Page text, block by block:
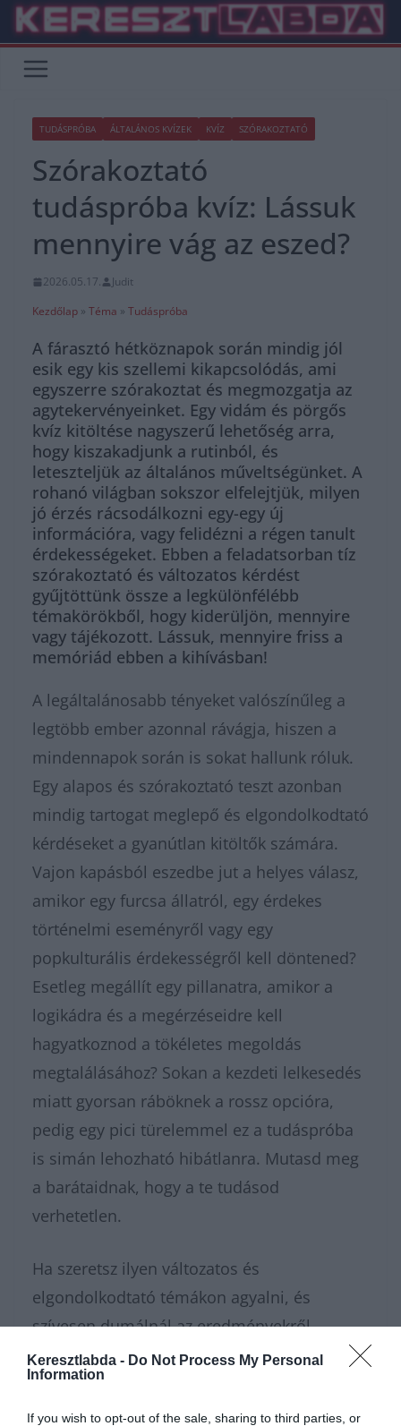
Keresztlabda - Do Not Process My Personal
Information
If you wish to opt-out of the sale, sharing to third parties, or
Skip
content
TUDÁSPRÓBA ÁLTALÁNOS KVÍZEK KVÍZ SZÓRAKOZTATÓ
Szórakoztató
tudáspróba kvíz: Lássuk
mennyire vág az eszed?
2026.05.17.
Judit
Kezdőlap » Téma » Tudáspróba
A fárasztó hétköznapok során mindig jól
esik egy kis szellemi kikapcsolódás, ami
egyszerre szórakoztat és megmozgatja az
agytekervényeinket. Egy vidám és pörgős
kvíz kitöltése nagyszerű lehetőség arra,
hogy kiszakadjunk a rutinból, és
leteszteljük az általános műveltségünket. A
rohanó világban sokszor elfelejtjük, milyen
jó érzés rácsodálkozni egy-egy új
információra, vagy felidézni a régen tanult
érdekességeket. Ebben a feladatsorban tíz
szórakoztató és változatos kérdést
gyűjtöttünk össze a legkülönfélébb
témakörökből, hogy kiderüljön, mennyire
vagy tájékozott. Lássuk, mennyire friss a
memóriád ebben a kihívásban!
A legáltalánosabb tényeket valószínűleg a
legtöbb ember azonnal rávágja, hiszen a
mindennapok során is sokat hallunk róluk.
Egy alapos és szórakoztató teszt azonban
mindig tartogat meglepő és elgondolkodtató
kérdéseket a gyanútlan kitöltők számára.
Vajon kapásból eszedbe jut a helyes válasz,
amikor egy furcsa állatról, egy érdekes
történelmi eseményről vagy egy
popkulturális érdekességről kell döntened?
Esetleg megállít egy pillanatra, amikor a
logikádra és a megérzéseidre kell
hagyatkoznod a tökéletes megoldás
megtalálásához? Sokan a kezdeti lelkesedés
miatt gyorsan ráböknek a rossz opcióra,
pedig egy pici türelemmel ez a tudáspróba
is simán lehozható hibátlanra. Mutasd meg
a barátaidnak, hogy a te tudásod
verhetetlen.
Ha szeretsz ilyen változatos és
elgondolkodtató témákon agyalni, és
szívesen dumálnál az eredményekről
másokkal, ugorj be aKvízkuckó Facebook
csoportunkba
közösség vár, és minden napra jut valami új